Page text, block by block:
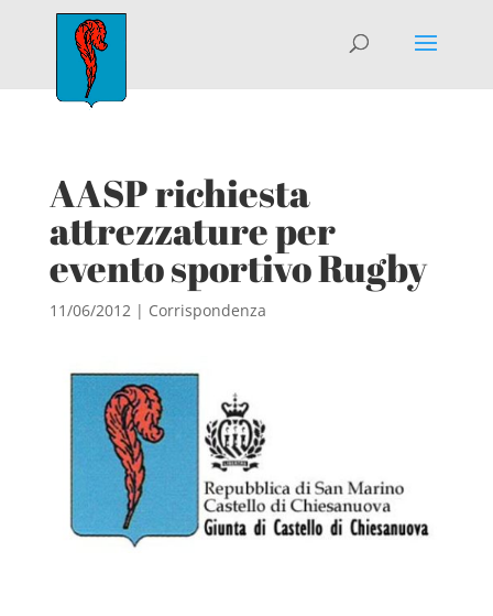
AASP richiesta
attrezzature per
evento sportivo Rugby
11/06/2012| Corrispondenza